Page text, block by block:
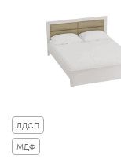
ЛДСП
МДФ